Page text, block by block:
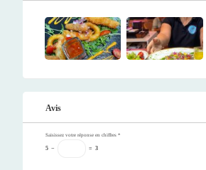
Avis
Saisissez votre réponse en chiffres *
5 − = 3